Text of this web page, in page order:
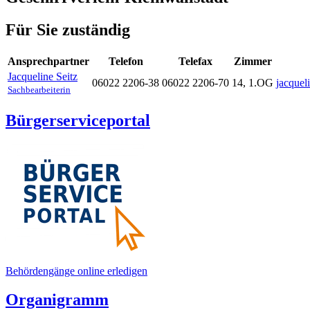
Für Sie zuständig
Ansprechpartner Telefon Telefax Zimmer
Jacqueline Seitz
Sachbearbeiterin
06022 2206-38 06022 2206-70 14, 1.OG
Bürgerserviceportal
Behördengänge online erledigen
Organigramm